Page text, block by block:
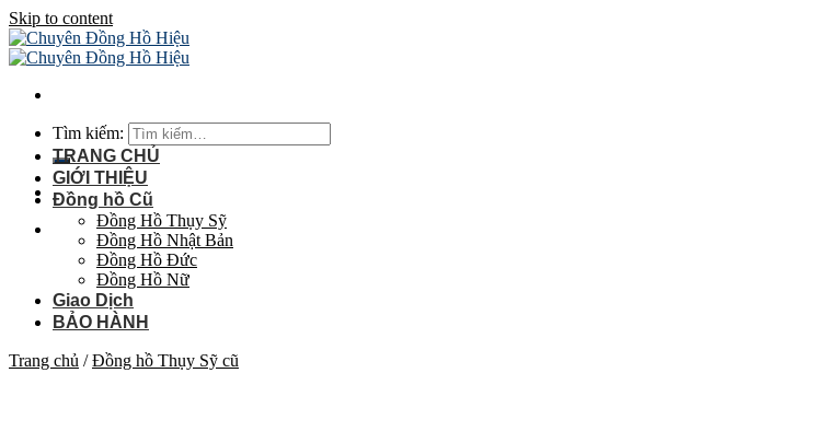
Skip to content
Tìm kiếm:
TRANG CHỦ
GIỚI THIỆU
Đồng hồ Cũ
Đồng Hồ Thụy Sỹ
Đồng Hồ Nhật Bản
Đồng Hồ Đức
Đồng Hồ Nữ
Giao Dịch
BẢO HÀNH
Trang chủ / Đồng hồ Thụy Sỹ cũ